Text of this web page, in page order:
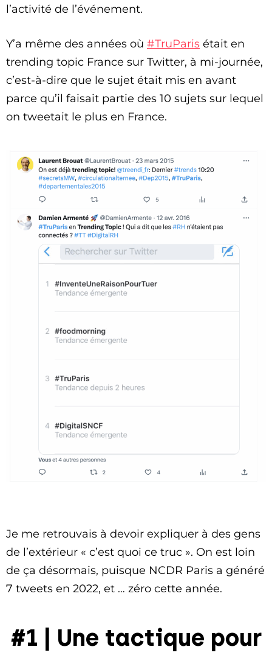
l’activité de l’événement.
Y’a même des années où #TruParis était en
trending topic France sur Twitter, à mi-journée,
c’est-à-dire que le sujet était mis en avant
parce qu’il faisait partie des 10 sujets sur lequel
on tweetait le plus en France.
Je me retrouvais à devoir expliquer à des gens
de l’extérieur « c’est quoi ce truc ». On est loin
de ça désormais, puisque NCDR Paris a généré
7 tweets en 2022, et … zéro cette année.
#1 | Une tactique pour